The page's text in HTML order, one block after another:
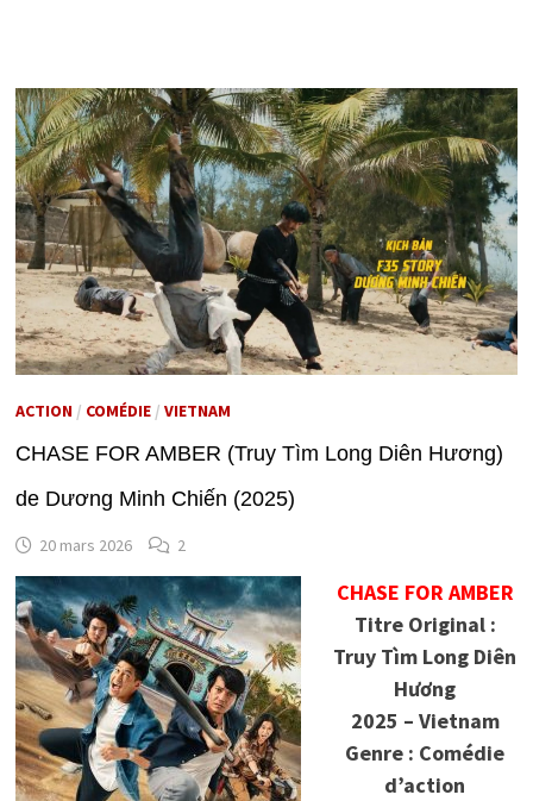
ACTION/ COMÉDIE/ VIETNAM
CHASE FOR AMBER (Truy Tìm Long Diên Hương)
de Dương Minh Chiến (2025)
20 mars 2026 2
CHASE FOR AMBER
Titre Original :
Truy Tìm Long Diên
Hương
2025 – Vietnam
Genre : Comédie
d’action